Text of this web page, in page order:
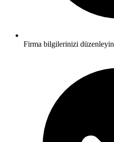
Firma bilgilerinizi düzenleyin